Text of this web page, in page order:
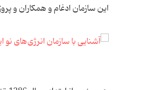
این سازمان ادغام و همکاران و